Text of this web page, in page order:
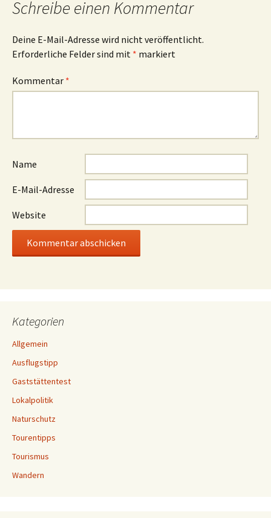
Schreibe einen Kommentar
Deine E-Mail-Adresse wird nicht veröffentlicht.
Erforderliche Felder sind mit * markiert
Kommentar *
Name
E-Mail-Adresse
Website
Kategorien
Allgemein
Ausflugstipp
Gaststättentest
Lokalpolitik
Naturschutz
Tourentipps
Tourismus
Wandern